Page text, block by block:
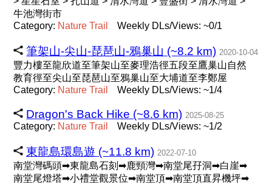
牛池灣街市
Category: Nature Trail Weekly DLs/Views: ~0/1
筆架山-尖山-琵琶山-鴉巢山 (~8.2 km) 2020-10-04
豐力樓至龍欣道至筆架山至麥理浩徑五段至鷹巢山自然
教育徑至尖山至琵琶山至鴉巢山至大埔道至李鄭屋
Category: Nature Trail Weekly DLs/Views: ~1/4
Dragon's Back Hike (~8.6 km) 2025-08-25
Category: Nature Trail Weekly DLs/Views: ~1/2
東龍島環島遊 (~11.8 km) 2022-07-10
南堂灣碼頭➡東龍島石刻➡鹿頸灣➡南堂尾孖洞➡白崖➡
南堂尾燈塔➡小禮堂觀景位➡南堂頂➡南堂頂直昇機坪➡